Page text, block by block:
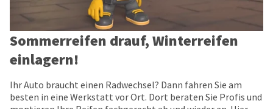
Sommerreifen drauf, Winterreifen
einlagern!
Ihr Auto braucht einen Radwechsel? Dann fahren Sie am
besten in eine Werkstatt vor Ort. Dort beraten Sie Profis und